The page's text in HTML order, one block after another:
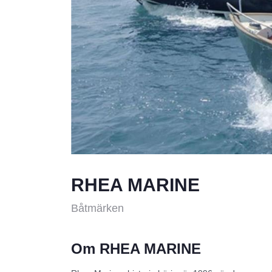
RHEA MARINE
Båtmärken
Om RHEA MARINE